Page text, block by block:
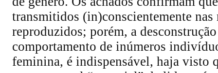
transmitidos (in)conscientemente
reproduzidos; porém, a
comportamento de inúmeros
feminina, é indispensável, haja visto